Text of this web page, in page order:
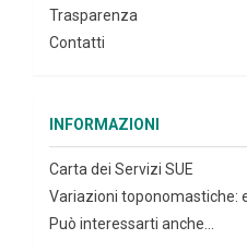
Trasparenza
Contatti
INFORMAZIONI
Carta dei Servizi SUE
Variazioni toponomastiche:
Può interessarti anche...